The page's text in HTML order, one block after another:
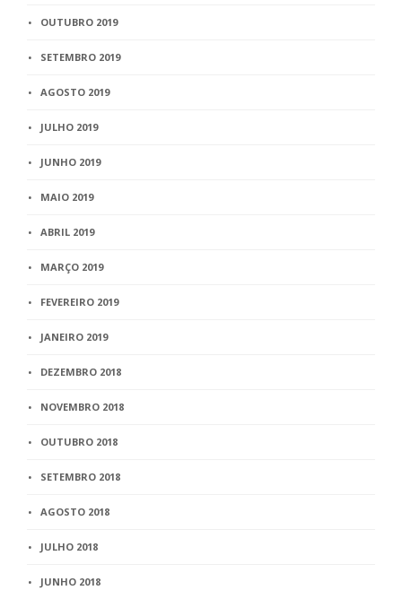
OUTUBRO 2019
SETEMBRO 2019
AGOSTO 2019
JULHO 2019
JUNHO 2019
MAIO 2019
ABRIL 2019
MARÇO 2019
FEVEREIRO 2019
JANEIRO 2019
DEZEMBRO 2018
NOVEMBRO 2018
OUTUBRO 2018
SETEMBRO 2018
AGOSTO 2018
JULHO 2018
JUNHO 2018